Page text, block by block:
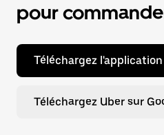
pour
Téléchargez
Téléchargez Uber sur